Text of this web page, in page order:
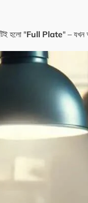
হলো "Full Plate" – যখন